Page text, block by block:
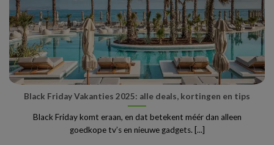
Black Friday Vakanties 2025: alle deals, kortingen en tips
Black Friday komt eraan, en dat betekent méér dan alleen
goedkope tv’s en nieuwe gadgets. [...]